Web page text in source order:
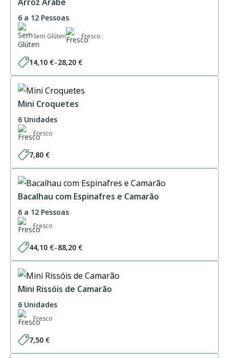
6 a 12 Pessoas
Sem Glúten Fresco
14,10 €–28,20 €
Price
range:
through
28,20 €
Mini Croquetes
6 Unidades
Fresco
7,80 €
Bacalhau com Espinafres e Camarão
6 a 12 Pessoas
Fresco
44,10 €–88,20 €
Price
range:
through
88,20 €
Mini Rissóis de Camarão
6 Unidades
Fresco
7,50 €